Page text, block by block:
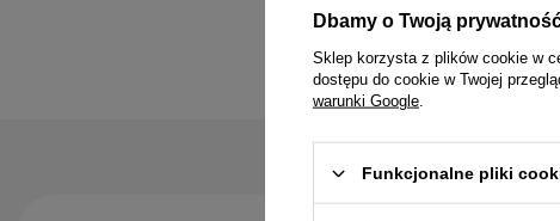
250,52 zł
Dbamy o Twoją
Sklep korzysta z plików cookie w
dostępu do cookie w Twojej
warunki Google
Funkcjonalne pliki